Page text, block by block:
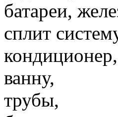
батареи,
сплит
кондиционер,
ванну,
трубы,